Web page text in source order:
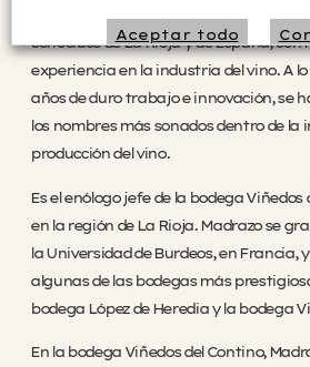
Jesús Madrazo es uno de los
conocidos de La Rioja y de España, con
experiencia en la industria del vino. A
años de duro trabajo e innovación, se
los nombres más sonados dentro de la
producción del vino.
Es el enólogo jefe de la bodega
en la región de La Rioja. Madrazo se
la Universidad de Burdeos, en Francia,
algunas de las bodegas más
bodega López de Heredia y la bodega
En la bodega Viñedos del Contino,
Aceptar todo
Rechazar no